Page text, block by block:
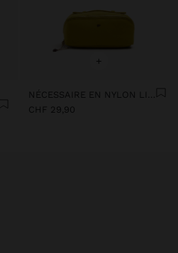
+
NÉCESSAIRE EN NYLON LISSE
CHF 29,90